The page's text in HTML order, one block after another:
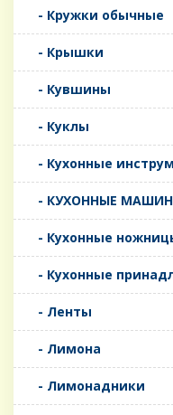
- Кружки обычные
- Крышки
- Кувшины
- Куклы
- Кухонные
- КУХОННЫЕ
- Кухонные
- Кухонные
- Ленты
- Лимона
- Лимонадники